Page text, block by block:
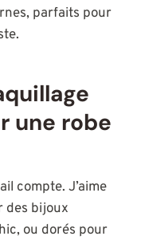
parfaits pour
une robe
compte. J’aime
des bijoux
ou dorés pour